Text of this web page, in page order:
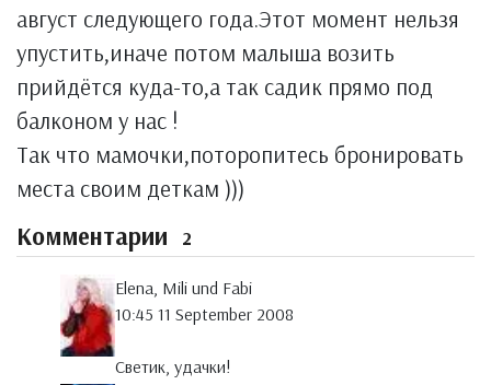
август следующего года.Этот момент нельзя
упустить,иначе потом малыша возить
прийдётся куда-то,а так садик прямо под
балконом у нас !
Так что мамочки,поторопитесь бронировать
места своим деткам )))
Комментарии 2
Elena, Mili und Fabi
10:45 11 September 2008
Светик, удачки!